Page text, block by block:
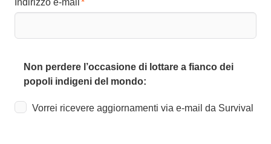
Indirizzo e-mail
Non perdere l’occasione di lottare a fianco dei
popoli indigeni del mondo:
Vorrei ricevere aggiornamenti via e-mail da Survival